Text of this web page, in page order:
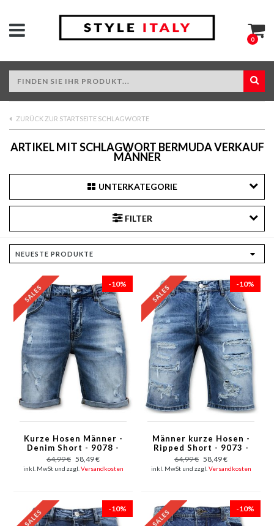
0
ZURÜCK ZUR STARTSEITE SCHLAGWORTE
ARTIKEL MIT SCHLAGWORT BERMUDA VERKAUF
MÄNNER
UNTERKATEGORIE
FILTER
-10%
Kurze Hosen Männer -
Denim Short - 9078 -
Blau
64,99 € 58,49 €
inkl. MwSt und zzgl. Versandkosten
-10%
Männer kurze Hosen -
Ripped Short - 9073 -
Blau
64,99 € 58,49 €
inkl. MwSt und zzgl. Versandkosten
-10% -10%